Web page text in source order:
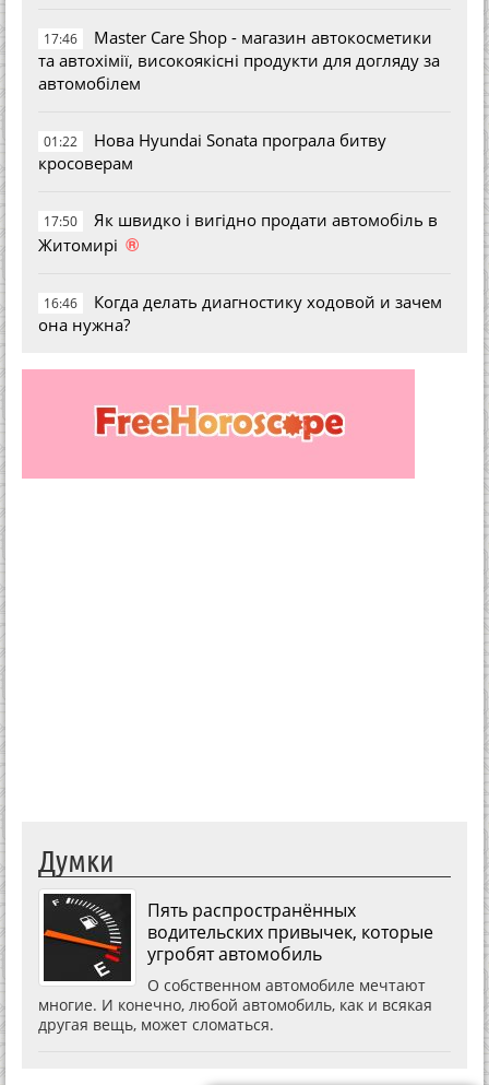
17:46
Master Care Shop - магазин автокосметики
та автохімії, високоякісні продукти для догляду за
автомобілем
01:22
Нова Hyundai Sonata програла битву
кросоверам
17:50
Як швидко і вигідно продати автомобіль в
Житомирі ®
16:46
Когда делать диагностику ходовой и зачем
она нужна?
Думки
Пять распространённых
водительских привычек, которые
угробят автомобиль
О собственном автомобиле мечтают
многие. И конечно, любой автомобиль, как и всякая
другая вещь, может сломаться.